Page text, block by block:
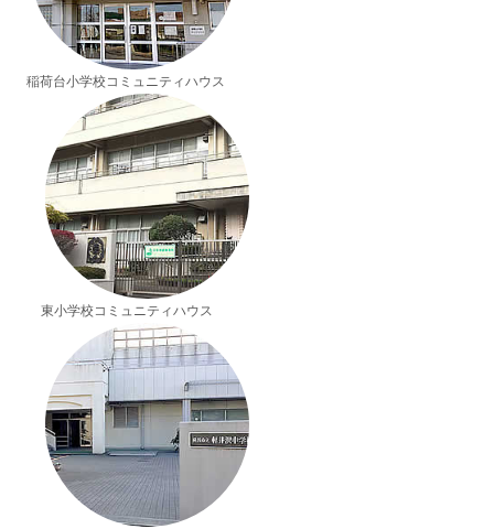
稲荷台小学校コミュニティハウス
東小学校コミュニティハウス